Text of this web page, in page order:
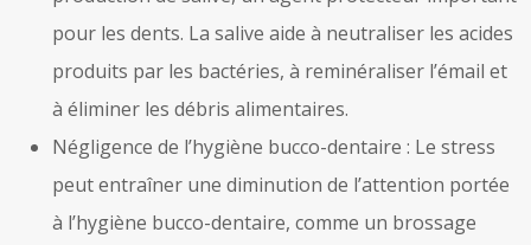
pour les dents. La salive aide à neutraliser les acides
produits par les bactéries, à reminéraliser l’émail et
à éliminer les débris alimentaires.
Négligence de l’hygiène bucco-dentaire : Le stress
peut entraîner une diminution de l’attention portée
à l’hygiène bucco-dentaire, comme un brossage